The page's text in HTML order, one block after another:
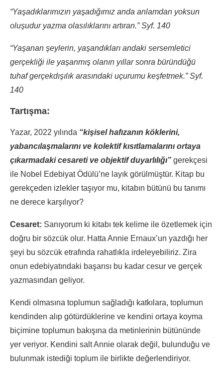
“Yaşadıklarımızın yaşadığımız anda anlamdan yoksun
oluşudur yazma olasılıklarını artıran.” Syf. 140
“Yaşanan şeylerin, yaşandıkları andaki sersemletici
gerçekliği ile yaşanmış olanın yıllar sonra büründüğü
tuhaf gerçekdışılık arasındaki uçurumu keşfetmek.” Syf.
140
Tartışma:
Yazar, 2022 yılında “kişisel hafızanın köklerini,
yabancılaşmalarını ve kolektif kısıtlamalarını ortaya
çıkarmadaki cesareti ve objektif duyarlılığı” gerekçesi
ile Nobel Edebiyat Ödülü’ne layık görülmüştür. Kitap bu
gerekçeden izlekler taşıyor mu, kitabın bütünü bu tanımı
ne derece karşılıyor?
Cesaret: Sanıyorum ki kitabı tek kelime ile özetlemek için
doğru bir sözcük olur. Hatta Annie Ernaux’un yazdığı her
şeyi bu sözcük etrafında rahatlıkla irdeleyebiliriz. Zira
onun edebiyatındaki başarısı bu kadar cesur ve gerçek
yazmasından geliyor.
Kendi olmasına toplumun sağladığı katkılara, toplumun
kendinden alıp götürdüklerine ve kendini ortaya koyma
biçimine toplumun bakışına da metinlerinin bütününde
yer veriyor. Kendini salt Annie olarak değil, bulunduğu ve
bulunmak istediği toplum ile birlikte değerlendiriyor.